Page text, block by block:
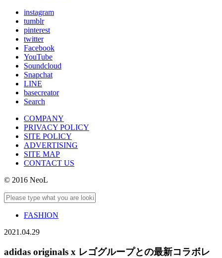
instagram
tumblr
pinterest
twitter
Facebook
YouTube
Soundcloud
Snapchat
LINE
basecreator
Search
COMPANY
PRIVACY POLICY
SITE POLICY
ADVERTISING
SITE MAP
CONTACT US
© 2016 NeoL
FASHION
2021.04.29
adidas originals x レゴグループとの最新コラボレ